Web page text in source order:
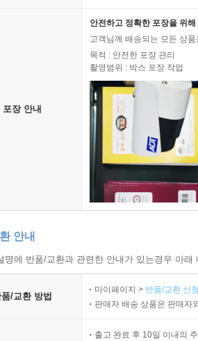
의 경제개혁 후퇴 유도 과정
행태 모델을 통해 본 경제개혁 과정
의 '특수부문 축소'를 위한 초기 정치의 실패
의 '책임과 권한 불일치' 극복 노력
의 '특수부문 축소' 인식 배경과 전략
주의 급진 개혁과 대담한 타협 시도
급진 개혁 의제의 성격 : 시장경제 여부
게임의 경기자들과 내각의 협상 자산
주의 대담한 승부수 : ‘시장경제’ 건의
치의 정점 : 개혁 확대에서 후퇴로의 전
반격 : 내각 간부 숙청, 경제정책권 회수
당 사이에서 김정일의 입장 변화
층 내 이권 결탁 구조와 분파적 요소
이의 폐해' 부각 사건들(2007)
권력기관의 이권 흥정 요구 유형
포장 안내
안전하고 정확한 포장을 위
고객님께 배송되는 모든 상
목적 : 안전한 포장 관리
촬영범위 : 박스 포장 작업
안내
에 반품/교환과 관련한 안내가 있는경우 아
품/교환 방법
마이페이지 > 반품/교환 신
판매자 배송 상품은 판매자
출고 완료 후 10일 이내의